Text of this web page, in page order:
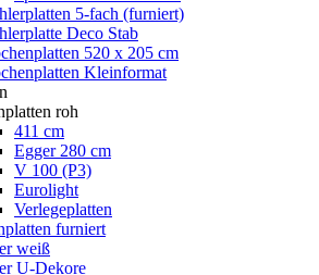
5-fach (furniert)
Deco Stab
520 x 205 cm
Kleinformat
roh
411 cm
Egger 280 cm
V 100 (P3)
Eurolight
Verlegeplatten
furniert
weiß
U-Dekore